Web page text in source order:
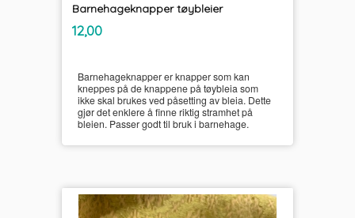
Barnehageknapper tøybleier
Pris
12,00mva.
Barnehageknapper er knapper som kan
kneppes på de knappene på tøybleia som
ikke skal brukes ved påsetting av bleia. Dette
gjør det enklere å finne riktig stramhet på
bleien. Passer godt til bruk i barnehage.